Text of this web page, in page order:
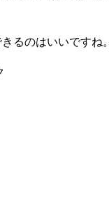
るのはいいですね。